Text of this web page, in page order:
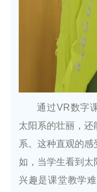
通过VR数字
太阳系的壮丽，还
系。这种直观的感
如，当学生看到太
兴趣是课堂教学